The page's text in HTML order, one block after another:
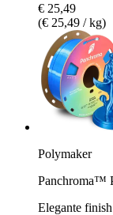
€ 25,49
(€ 25,49 / kg)
Polymaker
Panchroma™
Elegante